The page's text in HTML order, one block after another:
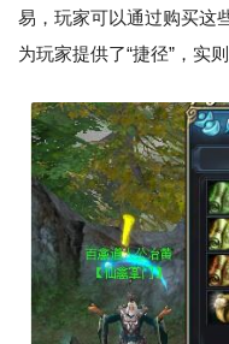
易，玩家可以通过购买这
为玩家提供了“捷径”，实